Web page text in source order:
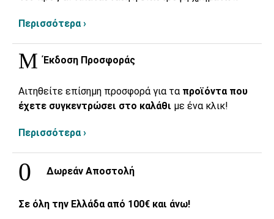
Περισσότερα ›
Έκδοση Προσφοράς
Αιτηθείτε επίσημη προσφορά για τα προϊόντα που
έχετε συγκεντρώσει στο καλάθι με ένα κλικ!
Περισσότερα ›
Δωρεάν Αποστολή
Σε όλη την Ελλάδα από 100€ και άνω!